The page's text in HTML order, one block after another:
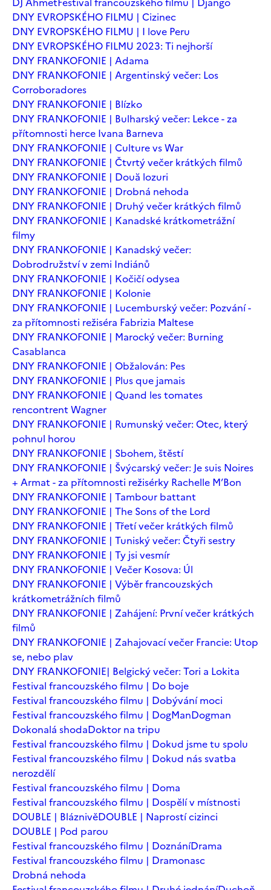
DNY EVROPSKÉHO FILMU | Cizinec
DNY EVROPSKÉHO FILMU | I love Peru
DNY EVROPSKÉHO FILMU 2023: Ti nejhorší
DNY FRANKOFONIE | Adama
DNY FRANKOFONIE | Argentinský večer: Los
Corroboradores
DNY FRANKOFONIE | Blízko
DNY FRANKOFONIE | Bulharský večer: Lekce - za
přítomnosti herce Ivana Barneva
DNY FRANKOFONIE | Culture vs War
DNY FRANKOFONIE | Čtvrtý večer krátkých filmů
DNY FRANKOFONIE | Două lozuri
DNY FRANKOFONIE | Drobná nehoda
DNY FRANKOFONIE | Druhý večer krátkých filmů
DNY FRANKOFONIE | Kanadské krátkometrážní
filmy
DNY FRANKOFONIE | Kanadský večer:
Dobrodružství v zemi Indiánů
DNY FRANKOFONIE | Kočičí odysea
DNY FRANKOFONIE | Kolonie
DNY FRANKOFONIE | Lucemburský večer: Pozvání -
za přítomnosti režiséra Fabrizia Maltese
DNY FRANKOFONIE | Marocký večer: Burning
Casablanca
DNY FRANKOFONIE | Obžalován: Pes
DNY FRANKOFONIE | Plus que jamais
DNY FRANKOFONIE | Quand les tomates
rencontrent Wagner
DNY FRANKOFONIE | Rumunský večer: Otec, který
pohnul horou
DNY FRANKOFONIE | Sbohem, štěstí
DNY FRANKOFONIE | Švýcarský večer: Je suis Noires
+ Armat - za přítomnosti režisérky Rachelle M’Bon
DNY FRANKOFONIE | Tambour battant
DNY FRANKOFONIE | The Sons of the Lord
DNY FRANKOFONIE | Třetí večer krátkých filmů
DNY FRANKOFONIE | Tuniský večer: Čtyři sestry
DNY FRANKOFONIE | Ty jsi vesmír
DNY FRANKOFONIE | Večer Kosova: Úl
DNY FRANKOFONIE | Výběr francouzských
krátkometrážních filmů
DNY FRANKOFONIE | Zahájení: První večer krátkých
filmů
DNY FRANKOFONIE | Zahajovací večer Francie: Utop
se, nebo plav
DNY FRANKOFONIE| Belgický večer: Tori a Lokita
Festival francouzského filmu | Do boje
Festival francouzského filmu | Dobývání moci
Festival francouzského filmu | DogManDogman
Dokonalá shodaDoktor na tripu
Festival francouzského filmu | Dokud jsme tu spolu
Festival francouzského filmu | Dokud nás svatba
nerozdělí
Festival francouzského filmu | Doma
Festival francouzského filmu | Dospělí v místnosti
DOUBLE | BláznivěDOUBLE | Naprostí cizinci
DOUBLE | Pod parou
Festival francouzského filmu | DoznáníDrama
Festival francouzského filmu | Dramonasc
Drobná nehoda